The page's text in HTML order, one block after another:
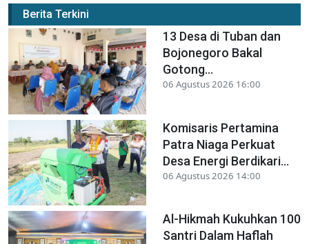
Berita Terkini
13 Desa di Tuban dan
Bojonegoro Bakal
Gotong...
06 Agustus 2026 16:00
Komisaris Pertamina
Patra Niaga Perkuat
Desa Energi Berdikari...
06 Agustus 2026 14:00
Al-Hikmah Kukuhkan 100
Santri Dalam Haflah